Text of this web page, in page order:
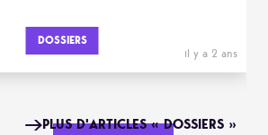
DOSSIERS
il y a 2 ans
PLUS D'ARTICLES « DOSSIERS »